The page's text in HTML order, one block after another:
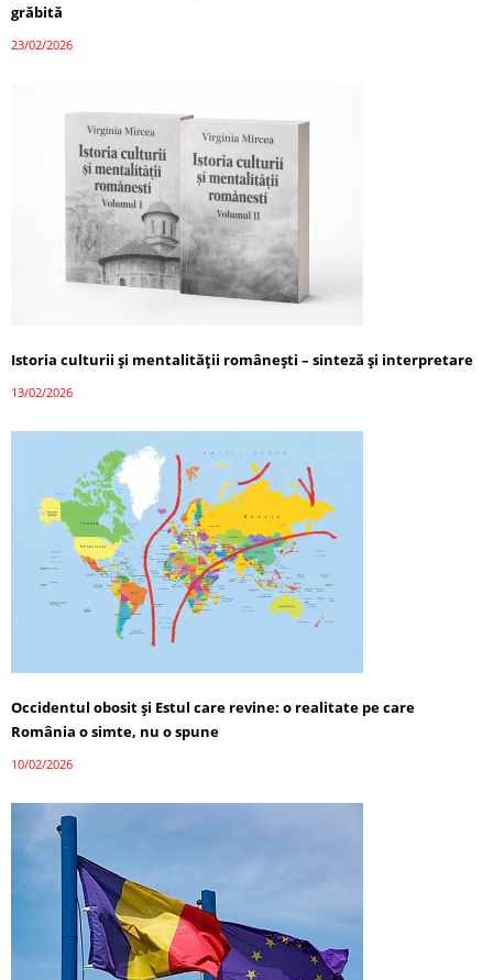
grăbită
23/02/2026
Istoria culturii și mentalității românești – sinteză și interpretare
13/02/2026
Occidentul obosit și Estul care revine: o realitate pe care
România o simte, nu o spune
10/02/2026